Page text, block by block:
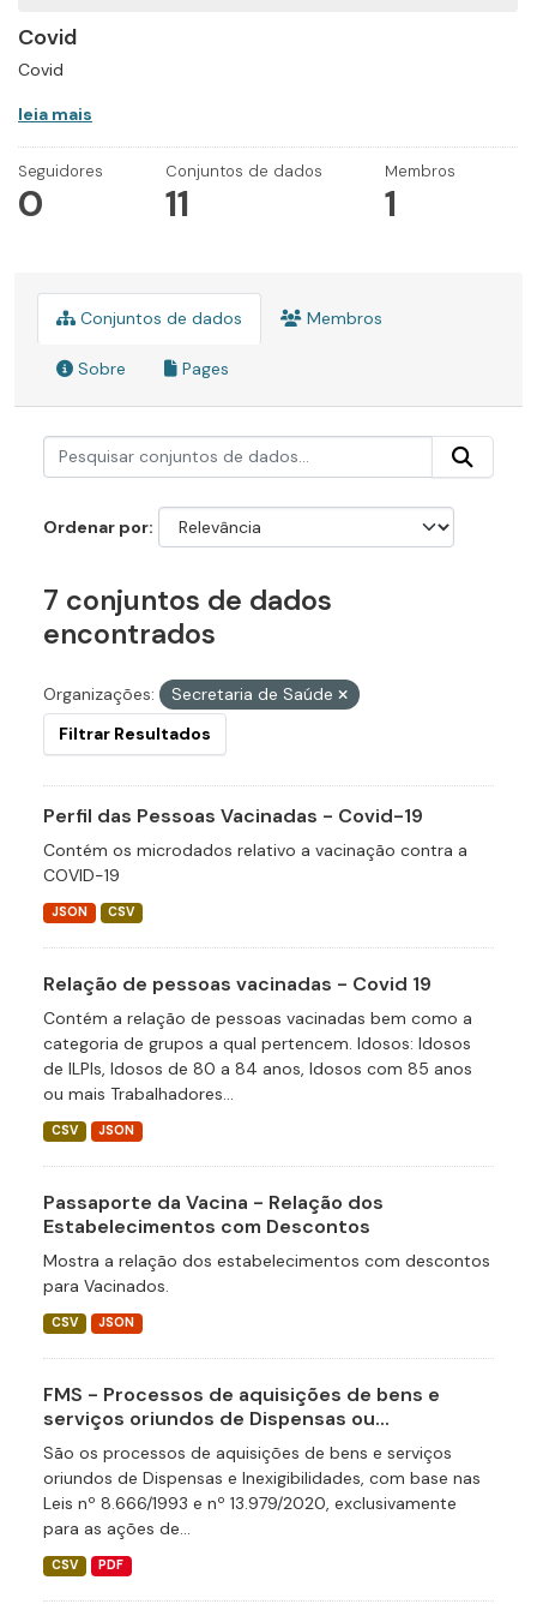
Covid
Covid
leia mais
Seguidores
0
Conjuntos de dados
11
Membros
1
Conjuntos de dados Membros
Sobre Pages
Ordenar por
7 conjuntos de dados
encontrados
Organizações:
Secretaria de Saúde
Filtrar Resultados
Perfil das Pessoas Vacinadas - Covid-19
Contém os microdados relativo a vacinação contra a
COVID-19
JSON CSV
Relação de pessoas vacinadas - Covid 19
Contém a relação de pessoas vacinadas bem como a
categoria de grupos a qual pertencem. Idosos: Idosos
de ILPIs, Idosos de 80 a 84 anos, Idosos com 85 anos
ou mais Trabalhadores...
CSV JSON
Passaporte da Vacina - Relação dos
Estabelecimentos com Descontos
Mostra a relação dos estabelecimentos com descontos
para Vacinados.
CSV JSON
FMS - Processos de aquisições de bens e
serviços oriundos de Dispensas ou...
São os processos de aquisições de bens e serviços
oriundos de Dispensas e Inexigibilidades, com base nas
Leis nº 8.666/1993 e nº 13.979/2020, exclusivamente
para as ações de...
CSV PDF